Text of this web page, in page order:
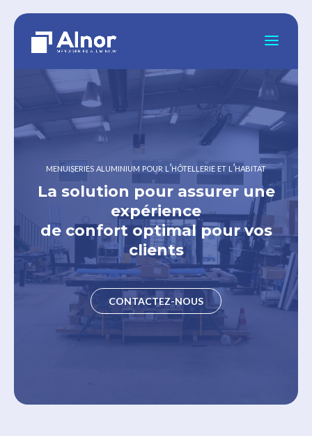
menuiseries aluminium pour l’hôtellerie et l’habitat
La solution pour assurer une
expérience
de confort optimal pour vos
clients
CONTACTEZ-NOUS